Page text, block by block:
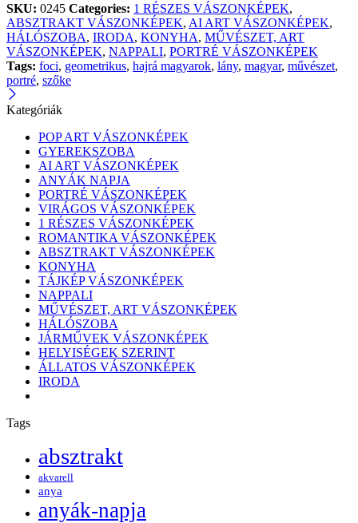
SKU: 0245 Categories: 1 RÉSZES VÁSZONKÉPEK,
ABSZTRAKT VÁSZONKÉPEK, AI ART VÁSZONKÉPEK,
HÁLÓSZOBA, IRODA, KONYHA, MŰVÉSZET, ART
VÁSZONKÉPEK, NAPPALI, PORTRÉ VÁSZONKÉPEK
Tags: foci, geometrikus, hajrá magyarok, lány, magyar, művészet,
portré, szőke
Kategóriák
POP ART VÁSZONKÉPEK
GYEREKSZOBA
AI ART VÁSZONKÉPEK
ANYÁK NAPJA
PORTRÉ VÁSZONKÉPEK
VIRÁGOS VÁSZONKÉPEK
1 RÉSZES VÁSZONKÉPEK
ROMANTIKA VÁSZONKÉPEK
ABSZTRAKT VÁSZONKÉPEK
KONYHA
TÁJKÉP VÁSZONKÉPEK
NAPPALI
MŰVÉSZET, ART VÁSZONKÉPEK
HÁLÓSZOBA
JÁRMŰVEK VÁSZONKÉPEK
HELYISÉGEK SZERINT
ÁLLATOS VÁSZONKÉPEK
IRODA
Tags
absztrakt
akvarell
anya
anyák-napja